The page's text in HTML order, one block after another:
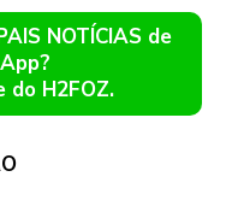
NOTÍCIAS de
do H2FOZ.